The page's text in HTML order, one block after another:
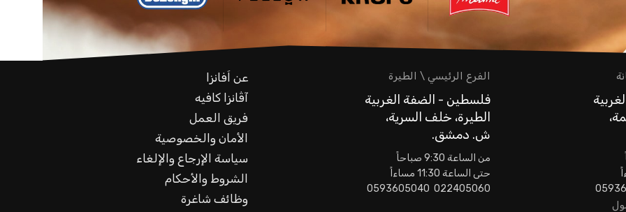
الفرع الرئيسي \ الطيرة
فلسطين - الضفة الغربية
الطيرة، خلف السرية،
ش. دمشق.
من الساعة 9:30 صباحاً
حتى الساعة 11:30 مساءاً
022405060 0593605040
عن اَفانزا
آڤانزا كافيه
فريق العمل
الأمان والخصوصية
سياسة الإرجاع والإلغاء
الشروط والأحكام
وظائف شاغرة